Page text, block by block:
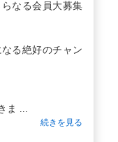
なる会員大募集
る絶好のチャン
ま ...
続きを見る